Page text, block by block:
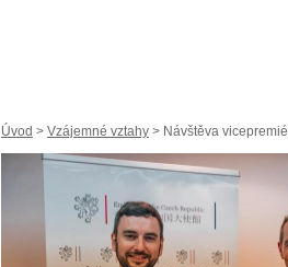
Úvod > Vzájemné vztahy > Návštěva